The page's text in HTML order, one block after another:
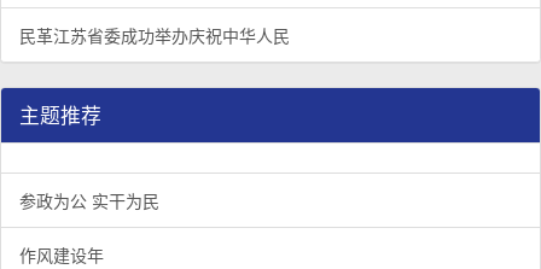
民革江苏省委成功举办庆祝中华人民
主题推荐
参政为公 实干为民
作风建设年